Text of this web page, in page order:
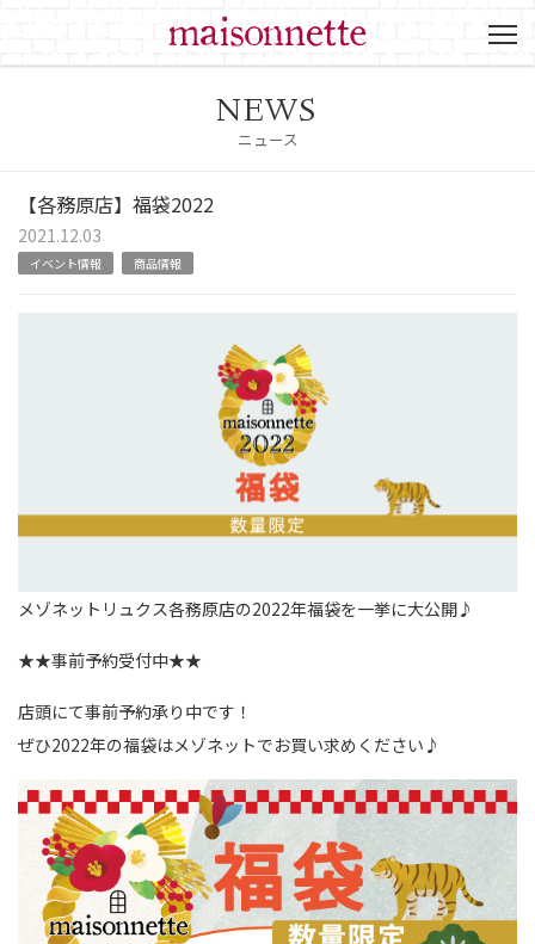
NEWS
ニュース
【各務原店】福袋2022
2021.12.03
イベント情報 商品情報
メゾネットリュクス各務原店の2022年福袋を一挙に大公開♪
★★事前予約受付中★★
店頭にて事前予約承り中です！
ぜひ2022年の福袋はメゾネットでお買い求めください♪